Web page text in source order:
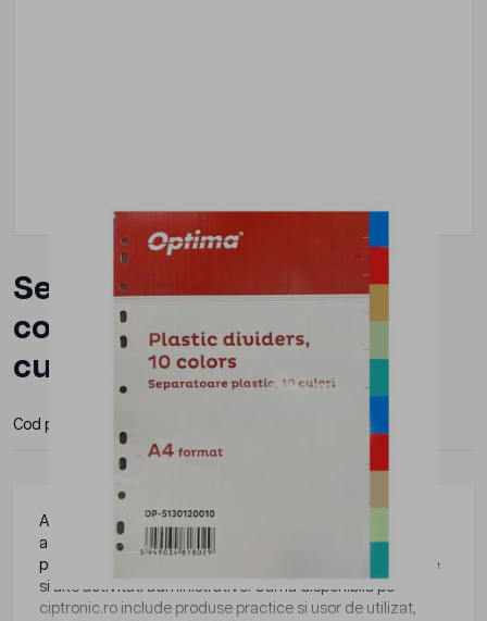
Separatoare index plastic
color, A4, 120 microni, 5
culori/set, Optima
Cod produs:
Articolele de papetarie pot fi integrate cu usurinta in
activitatile zilnice din birouri, scoli, institutii sau alte medii
profesionale, fiind utile pentru organizare, scriere, arhivare
si alte activitati administrative. Gama disponibila pe
ciptronic.ro include produse practice si usor de utilizat,